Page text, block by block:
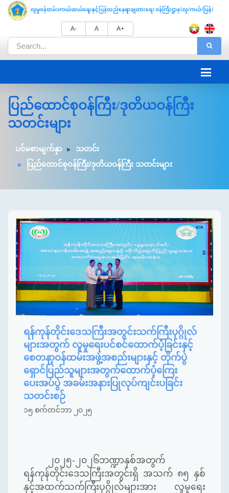
A- A A+
ပြည်ထောင်စုဝန်ကြီး/ဒုတိယဝန်ကြီး
သတင်းများ
ပင်မစာမျက်နှာ
သတင်း
ပြည်ထောင်စုဝန်ကြီး/ဒုတိယဝန်ကြီး သတင်းများ
ရန်ကုန်တိုင်းဒေသကြီးအတွင်းသက်ကြီးပုဂ္ဂိုလ်
များအတွက် လူမှုရေးပင်စင်ထောက်ပံ့ခြင်းနှင့်
စေတနာ့ဝန်ထမ်းအဖွဲ့အစည်းများနှင့် တိုက်ပွဲ
ရှောင်ပြည်သူများအတွက်ထောက်ပံ့ကြေး
ပေးအပ်ပွဲ အခမ်းအနားပြုလုပ်ကျင်းပခြင်း
သတင်းစဉ်
၁၅ စက်တင်ဘာ ၂၀၂၅
၂၀၂၅-၂၀၂၆ဘဏ္ဍာနှစ်အတွက်
ရန်ကုန်တိုင်းဒေသကြီးအတွင်းရှိ အသက် ၈၅ နှစ်
နှင့်အထက်သက်ကြီးပုဂ္ဂိုလ်များအား လူမှုရေး